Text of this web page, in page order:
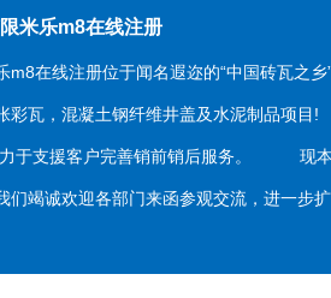
米乐m8在线注册
在线注册位于闻名遐迩的“中国砖瓦之乡
彩瓦，混凝土钢纤维井盖及水泥制品项
于支援客户完善销前销后服务。 现本
们竭诚欢迎各部门来函参观交流，进一